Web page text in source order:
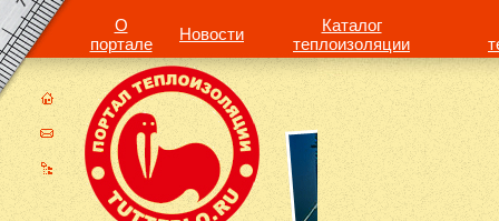
О
портале
Новости
Каталог
теплоизоляции